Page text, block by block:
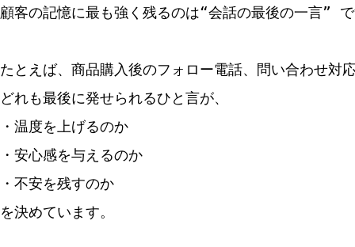
顧客の記憶に最も強く残るのは“会話の最後の一言” で
たとえば、商品購入後のフォロー電話、問い合わせ対
どれも最後に発せられるひと言が、
・温度を上げるのか
・安心感を与えるのか
・不安を残すのか
を決めています。